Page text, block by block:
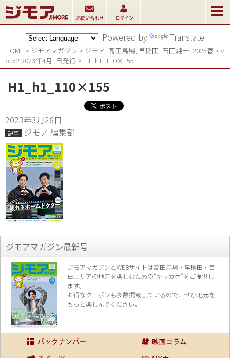
Powered by Translate
HOME > ジモアマガジン > ジモア, 高田馬場, 早稲田, 石田純一, 2023春 > v
ol.52 2023年4月1日発行 > H1_h1_110×155
H1_h1_110×155
2023年3月28日
記事 ジモア 編集部
ジモアマガジン最新号
ジモアマガジンとWEBサイトは高田馬場・早稲田・目
白エリアの地元を楽しむための“キッカケ”をご提供し
ます。
お得なクーポンも多数掲載しているので、 ぜひ地元を
もっと楽しんでください。